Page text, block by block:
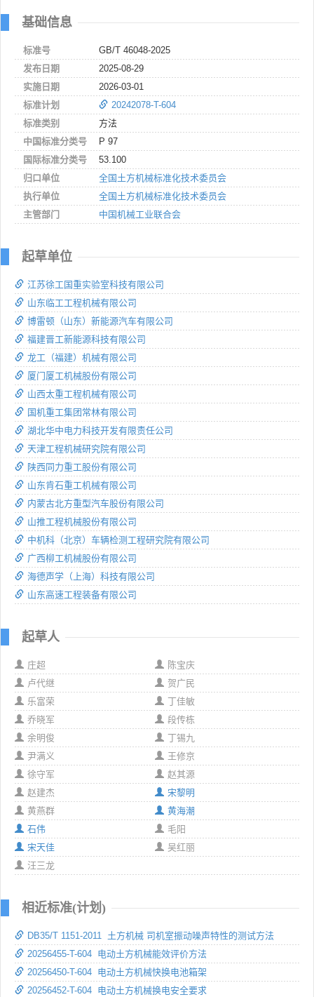
基础信息
标准号
GB/T 46048-2025
发布日期
2025-08-29
实施日期
2026-03-01
标准计划
20242078-T-604
标准类别
方法
中国标准分类号
P 97
国际标准分类号
53.100
归口单位
全国土方机械标准化技术委员会
执行单位
全国土方机械标准化技术委员会
主管部门
中国机械工业联合会
起草单位
江苏徐工国重实验室科技有限公司
山东临工工程机械有限公司
博雷顿（山东）新能源汽车有限公司
福建晋工新能源科技有限公司
龙工（福建）机械有限公司
厦门厦工机械股份有限公司
山西太重工程机械有限公司
国机重工集团常林有限公司
湖北华中电力科技开发有限责任公司
天津工程机械研究院有限公司
陕西同力重工股份有限公司
山东肯石重工机械有限公司
内蒙古北方重型汽车股份有限公司
山推工程机械股份有限公司
中机科（北京）车辆检测工程研究院有限公司
广西柳工机械股份有限公司
海德声学（上海）科技有限公司
山东高速工程装备有限公司
起草人
庄超
陈宝庆
卢代继
贺广民
乐富荣
丁佳敏
乔晓军
段传栋
余明俊
丁锡九
尹满义
王修京
徐守军
赵其源
赵建杰
宋黎明
黄燕群
黄海潮
石伟
毛阳
宋天佳
吴红丽
汪三龙
相近标准(计划)
DB35/T 1151-2011 土方机械 司机室振动噪声特性的测试方法
20256455-T-604 电动土方机械能效评价方法
20256450-T-604 电动土方机械快换电池箱架
20256452-T-604 电动土方机械换电安全要求